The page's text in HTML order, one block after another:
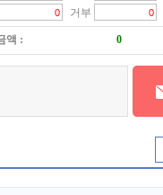
거부
액 :
0